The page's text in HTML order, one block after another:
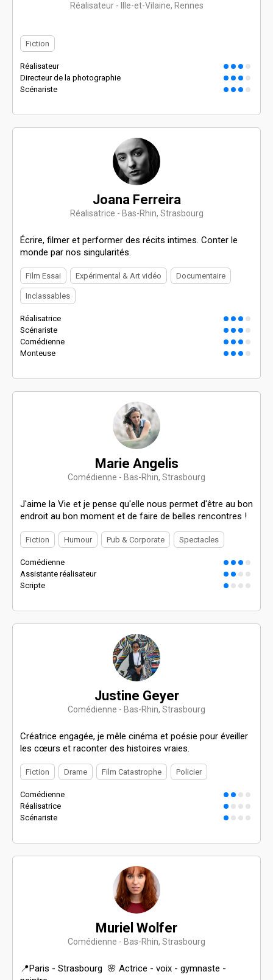
Réalisateur - Ille-et-Vilaine, Rennes
Fiction
Réalisateur
Directeur de la photographie
Scénariste
Joana Ferreira
Réalisatrice - Bas-Rhin, Strasbourg
Écrire, filmer et performer des récits intimes. Conter le
monde par nos singularités.
Film Essai Expérimental & Art vidéo Documentaire
Inclassables
Réalisatrice
Scénariste
Comédienne
Monteuse
Marie Angelis
Comédienne - Bas-Rhin, Strasbourg
J'aime la Vie et je pense qu'elle nous permet d'être au bon
endroit au bon moment et de faire de belles rencontres !
Fiction Humour Pub & Corporate Spectacles
Comédienne
Assistante réalisateur
Scripte
Justine Geyer
Comédienne - Bas-Rhin, Strasbourg
Créatrice engagée, je mêle cinéma et poésie pour éveiller
les cœurs et raconter des histoires vraies.
Fiction Drame Film Catastrophe Policier
Comédienne
Réalisatrice
Scénariste
Muriel Wolfer
Comédienne - Bas-Rhin, Strasbourg
📍Paris - Strasbourg 🌸 Actrice - voix - gymnaste -